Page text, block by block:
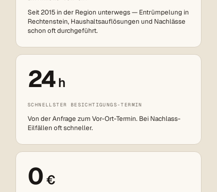
Seit 2015 in der Region unterwegs — Entrümpelung in
Rechtenstein, Haushaltsauflösungen und Nachlässe
schon oft durchgeführt.
24h
SCHNELLSTER BESICHTIGUNGS-TERMIN
Von der Anfrage zum Vor-Ort-Termin. Bei Nachlass-
Eilfällen oft schneller.
0 €